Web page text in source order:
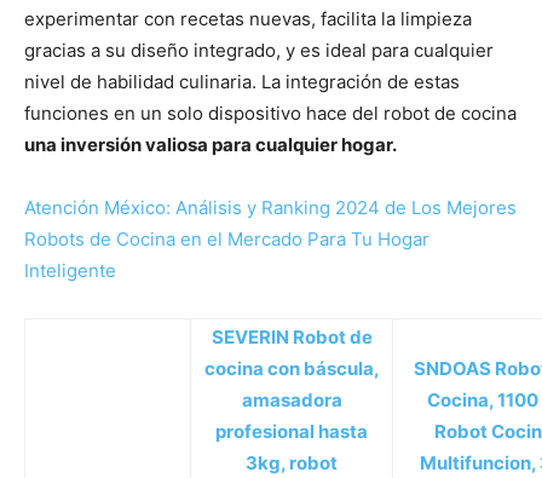
experimentar con recetas nuevas, facilita la limpieza
gracias a su diseño integrado, y es ideal para cualquier
nivel de habilidad culinaria. La integración de estas
funciones en un solo dispositivo hace del robot de cocina
una inversión valiosa para cualquier hogar.
Atención México: Análisis y Ranking 2024 de Los Mejores
Robots de Cocina en el Mercado Para Tu Hogar
Inteligente
SEVERIN Robot de
cocina con báscula,
amasadora
profesional hasta
3kg, robot
SNDOAS
Cocina, 1100
Robot
Multifuncion,